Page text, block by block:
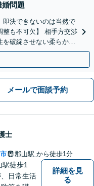
問題
即決できないのは当然で
整も不可欠】 相手方交渉
破綻させない柔らかな
駅3分】
メールで面談予約
士
郡山駅 から徒歩1分
駅徒歩1
日常生活
詳細を見
る